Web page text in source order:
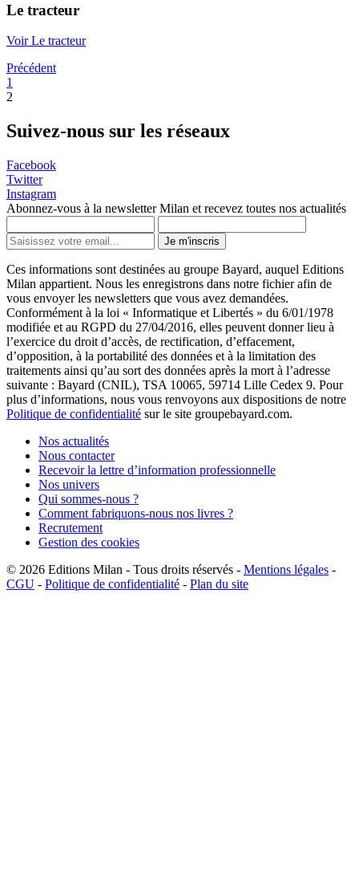
Le tracteur
Voir Le tracteur
Précédent
1
2
Suivez-nous sur les réseaux
Facebook
Twitter
Instagram
Abonnez-vous à la newsletter Milan et recevez toutes nos actualités
Je m'inscris
Ces informations sont destinées au groupe Bayard, auquel Editions
Milan appartient. Nous les enregistrons dans notre fichier afin de
vous envoyer les newsletters que vous avez demandées.
Conformément à la loi « Informatique et Libertés » du 6/01/1978
modifiée et au RGPD du 27/04/2016, elles peuvent donner lieu à
l’exercice du droit d’accès, de rectification, d’effacement,
d’opposition, à la portabilité des données et à la limitation des
traitements ainsi qu’au sort des données après la mort à l’adresse
suivante : Bayard (CNIL), TSA 10065, 59714 Lille Cedex 9. Pour
plus d’informations, nous vous renvoyons aux dispositions de notre
Politique de confidentialité sur le site groupebayard.com.
Nos actualités
Nous contacter
Recevoir la lettre d’information professionnelle
Nos univers
Qui sommes-nous ?
Comment fabriquons-nous nos livres ?
Recrutement
Gestion des cookies
© 2026 Editions Milan - Tous droits réservés - Mentions légales -
CGU - Politique de confidentialité - Plan du site